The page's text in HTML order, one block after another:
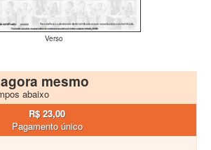
Verso
mesmo
abaixo
R$ 23,00
Pagamento único